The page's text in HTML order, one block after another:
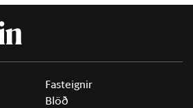
Fasteignir
Blöð